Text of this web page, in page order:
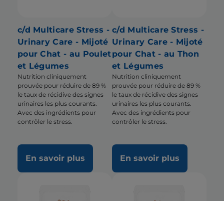
c/d Multicare Stress -
Urinary Care - Mijoté
pour Chat - au Poulet
et Légumes
Nutrition cliniquement
prouvée pour réduire de 89 %
le taux de récidive des signes
urinaires les plus courants.
Avec des ingrédients pour
contrôler le stress.
En savoir plus
c/d Multicare Stress -
Urinary Care - Mijoté
pour Chat - au Thon
et Légumes
Nutrition cliniquement
prouvée pour réduire de 89 %
le taux de récidive des signes
urinaires les plus courants.
Avec des ingrédients pour
contrôler le stress.
En savoir plus